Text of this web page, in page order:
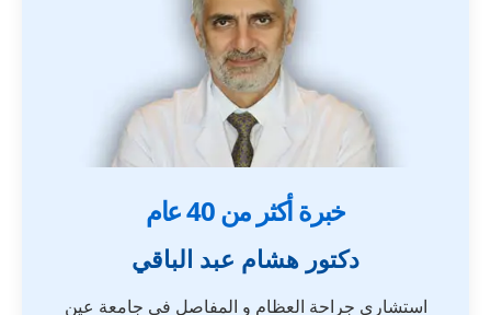
خبرة أكثر من 40 عام
دكتور هشام عبد الباقي
استشاري جراحة العظام و المفاصل فى جامعة عين